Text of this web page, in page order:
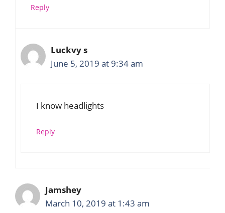
Reply
Luckvy s
June 5, 2019 at 9:34 am
I know headlights
Reply
Jamshey
March 10, 2019 at 1:43 am